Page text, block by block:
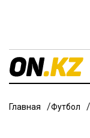
Главная Футбол